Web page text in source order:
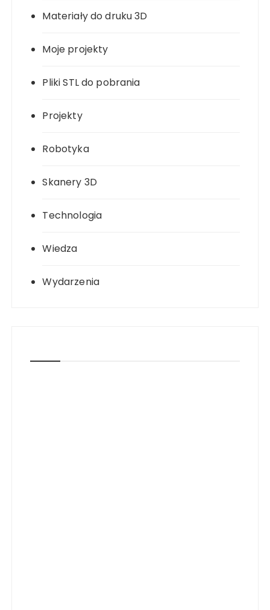
Materiały do druku 3D
Moje projekty
Pliki STL do pobrania
Projekty
Robotyka
Skanery 3D
Technologia
Wiedza
Wydarzenia